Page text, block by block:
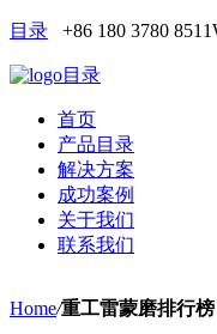
目录 +86 180 3780 8511
目录
首页
产品目录
解决方案
成功案例
关于我们
联系我们
Home/重工雷蒙磨排行榜